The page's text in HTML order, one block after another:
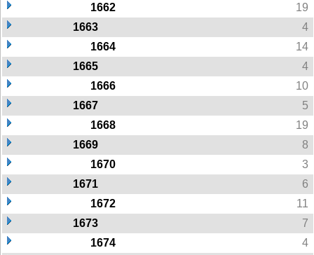
1662
19
1663
4
1664
14
1665
4
1666
10
1667
5
1668
19
1669
8
1670
3
1671
6
1672
11
1673
7
1674
4